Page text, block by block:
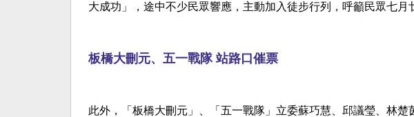
大成功」，途中不少民眾響應，主動加入徒步行列，呼籲民眾七月
板橋大刪元、五一戰隊 站路口催票
此外，「板橋大刪元」、「五一戰隊」立委蘇巧慧、邱議瑩、林